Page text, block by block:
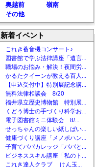
奥越前
嶺南
その他
新着イベント
これき蓄音機コンサート♪
図書館で学ぶ法律講座「遺言...
職場のお悩み・解決！夜間労...
かるたクイーンが教える百人...
【申込受付中】特別展記念講...
無料法律相談会 8/20
福井県立歴史博物館 特別展...
くどう博士の手づくり科学お...
電子図書館ミニ体験会 8/...
せっちゃんの楽しい紙しばい...
健康づくり講座「メノポハン...
子育てパパカレッジ「パパと...
ビジネススキル講座「私のト...
これき達人クラブ けん玉...